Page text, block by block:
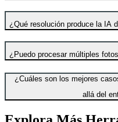
¿Qué resolución produce la IA
¿Puedo procesar múltiples
¿Cuáles son los mejores
allá del